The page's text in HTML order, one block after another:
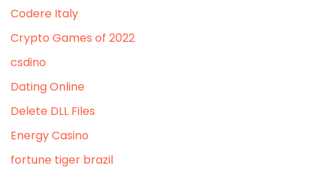
Codere Italy
Crypto Games of 2022
csdino
Dating Online
Delete DLL Files
Energy Casino
fortune tiger brazil